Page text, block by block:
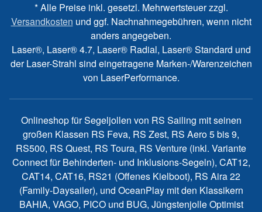
* Alle Preise inkl. gesetzl. Mehrwertsteuer zzgl.
Versandkosten und ggf. Nachnahmegebühren, wenn nicht
anders angegeben.
Laser®, Laser® 4.7, Laser® Radial, Laser® Standard und
der Laser-Strahl sind eingetragene Marken-/Warenzeichen
von LaserPerformance.
Onlineshop für Segeljollen von RS Sailing mit seinen
großen Klassen RS Feva, RS Zest, RS Aero 5 bis 9,
RS500, RS Quest, RS Toura, RS Venture (inkl. Variante
Connect für Behinderten- und Inklusions-Segeln), CAT12,
CAT14, CAT16, RS21 (Offenes Kielboot), RS Aira 22
(Family-Daysailer), und OceanPlay mit den Klassikern
BAHIA, VAGO, PICO und BUG, Jüngstenjolle Optimist